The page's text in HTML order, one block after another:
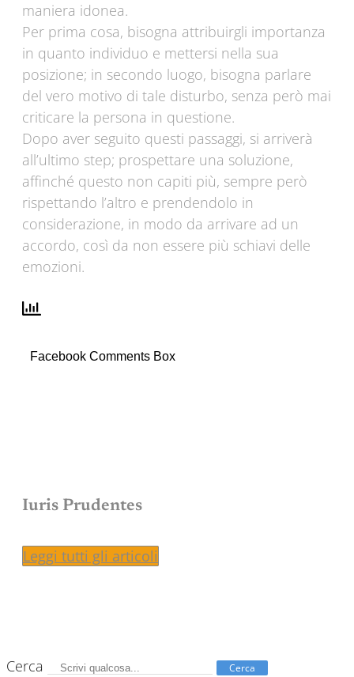
maniera idonea.
Per prima cosa, bisogna attribuirgli importanza
in quanto individuo e mettersi nella sua
posizione; in secondo luogo, bisogna parlare
del vero motivo di tale disturbo, senza però mai
criticare la persona in questione.
Dopo aver seguito questi passaggi, si arriverà
all’ultimo step; prospettare una soluzione,
affinché questo non capiti più, sempre però
rispettando l’altro e prendendolo in
considerazione, in modo da arrivare ad un
accordo, così da non essere più schiavi delle
emozioni.
Facebook Comments Box
Iuris Prudentes
Leggi tutti gli articoli
Cerca Cerca